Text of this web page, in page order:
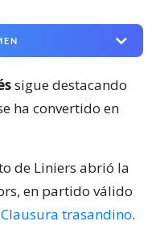
sigue destacando
ha convertido en
de Liniers abrió la
en partido válido
Clausura trasandino.